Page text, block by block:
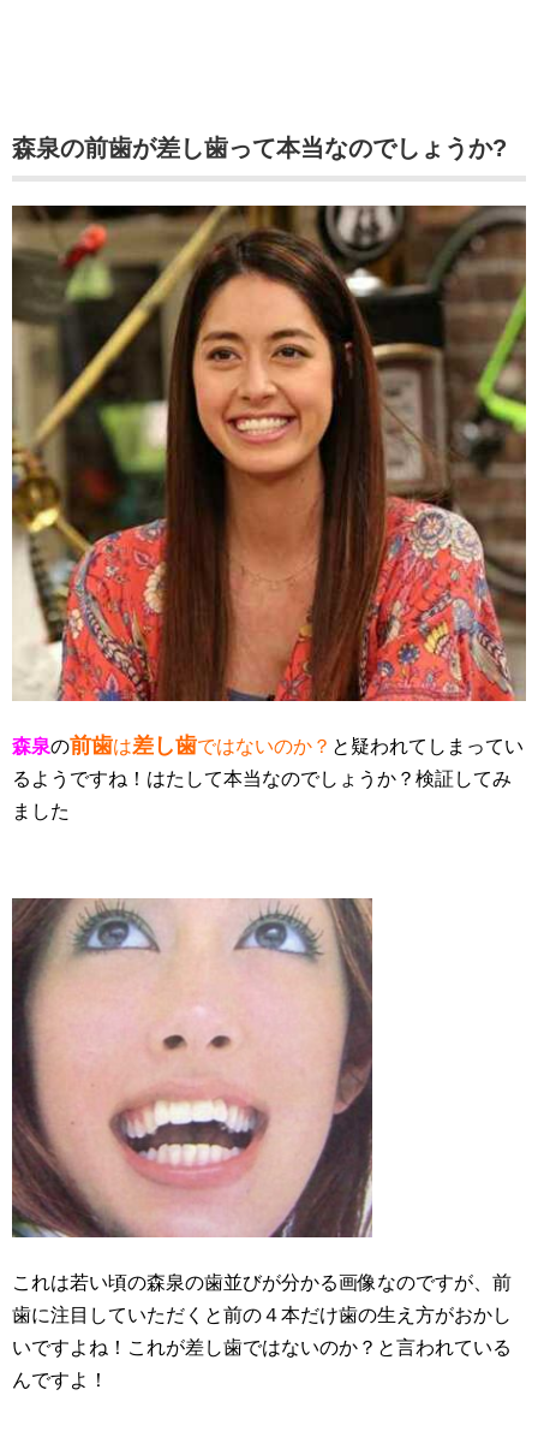
森泉の前歯が差し歯って本当なのでしょうか?
森泉の前歯は差し歯ではないのか？ と疑われてしまってい
るようですね！はたして本当なのでしょうか？検証してみ
ました
これは若い頃の森泉の歯並びが分かる画像なのですが、前
歯に注目していただくと前の４本だけ歯の生え方がおかし
いですよね！これが差し歯ではないのか？と言われている
んですよ！